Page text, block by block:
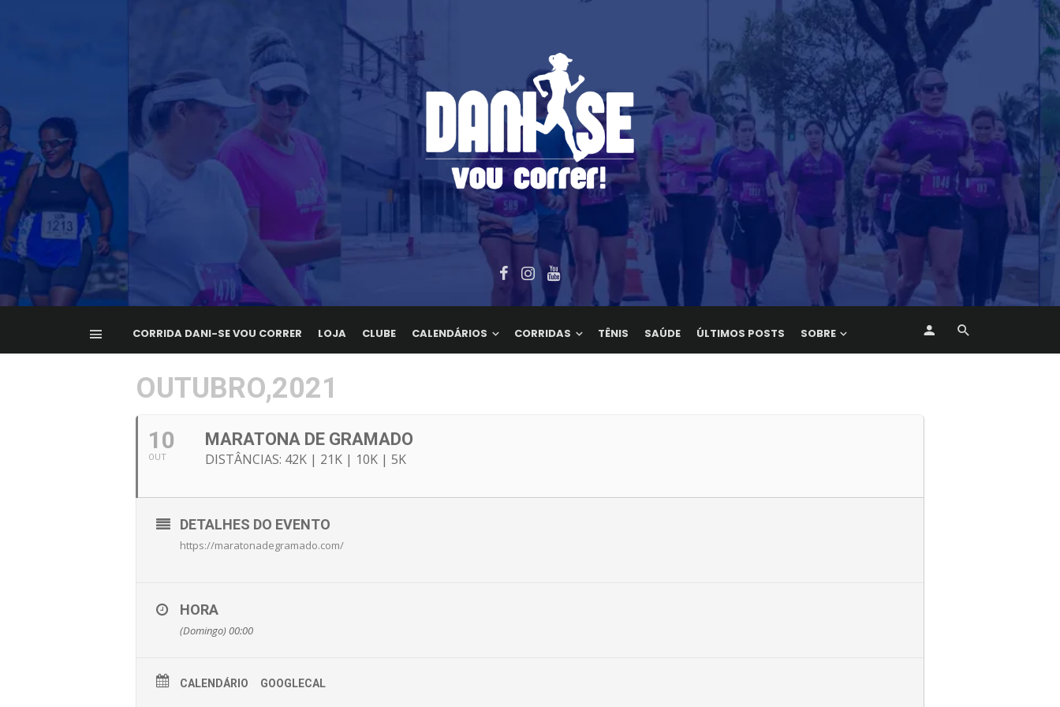
CORRIDA DANI-SE VOU CORRER LOJA CLUBE CALENDÁRIOS CORRIDAS TÊNIS SAÚDE ÚLTIMOS POSTS SOBRE
OUTUBRO,2021
10
OUT
MARATONA DE GRAMADO
DISTÂNCIAS: 42K | 21K | 10K | 5K
DETALHES DO EVENTO
https://maratonadegramado.com/
HORA
(Domingo) 00:00
CALENDÁRIO GOOGLECAL